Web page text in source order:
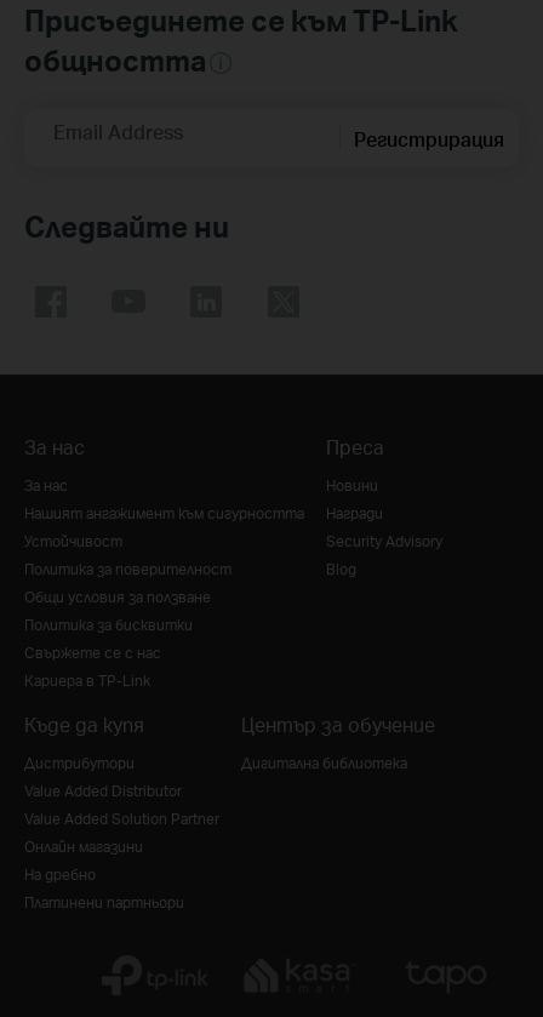
Присъединете се към TP-Link
общността
Email Address Регистрирация
Следвайте ни
За нас
За нас
Нашият ангажимент към сигурността
Устойчивост
Политика за поверителност
Общи условия за ползване
Политика за бисквитки
Свържете се с нас
Кариера в TP-Link
Преса
Новини
Награди
Security Advisory
Blog
Къде да купя
Дистрибутори
Value Added Distributor
Value Added Solution Partner
Онлайн магазини
На дребно
Платинени партньори
Център за обучение
Дигитална библиотека